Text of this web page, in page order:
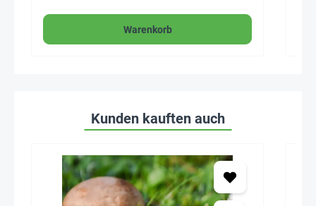
Warenkorb
Kunden kauften auch